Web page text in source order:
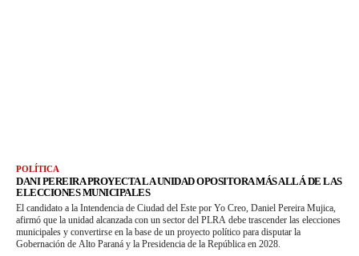
POLÍTICA
DANI PEREIRA PROYECTA LA UNIDAD OPOSITORA MÁS ALLÁ DE LAS
ELECCIONES MUNICIPALES
El candidato a la Intendencia de Ciudad del Este por Yo Creo, Daniel Pereira Mujica,
afirmó que la unidad alcanzada con un sector del PLRA debe trascender las elecciones
municipales y convertirse en la base de un proyecto político para disputar la
Gobernación de Alto Paraná y la Presidencia de la República en 2028.